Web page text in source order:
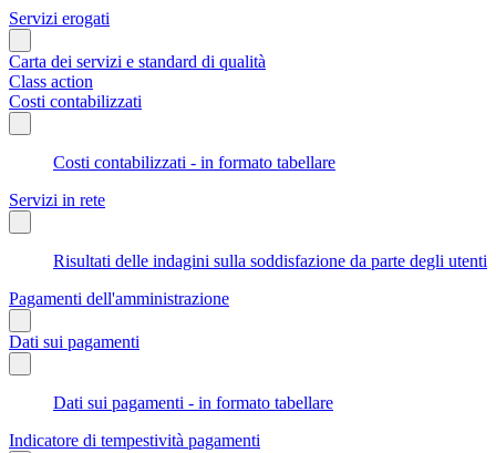
Servizi erogati
Carta dei servizi e standard di qualità
Class action
Costi contabilizzati
Costi contabilizzati - in formato tabellare
Servizi in rete
Risultati delle indagini sulla soddisfazione da parte degli utenti
Pagamenti dell'amministrazione
Dati sui pagamenti
Dati sui pagamenti - in formato tabellare
Indicatore di tempestività pagamenti